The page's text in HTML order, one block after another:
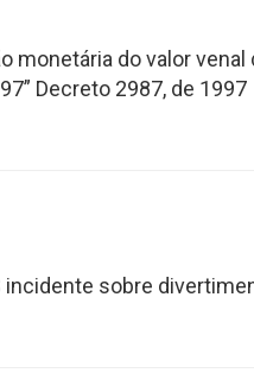
monetária do valor
Decreto 2987, de 1997
incidente sobre